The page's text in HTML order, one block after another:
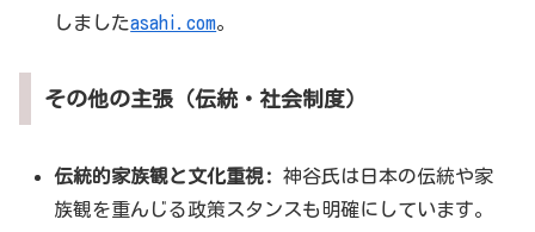
しましたasahi.com。
その他の主張（伝統・社会制度）
伝統的家族観と文化重視:
神谷氏は日本の伝統や家
族観を重んじる政策スタンスも明確にしています。